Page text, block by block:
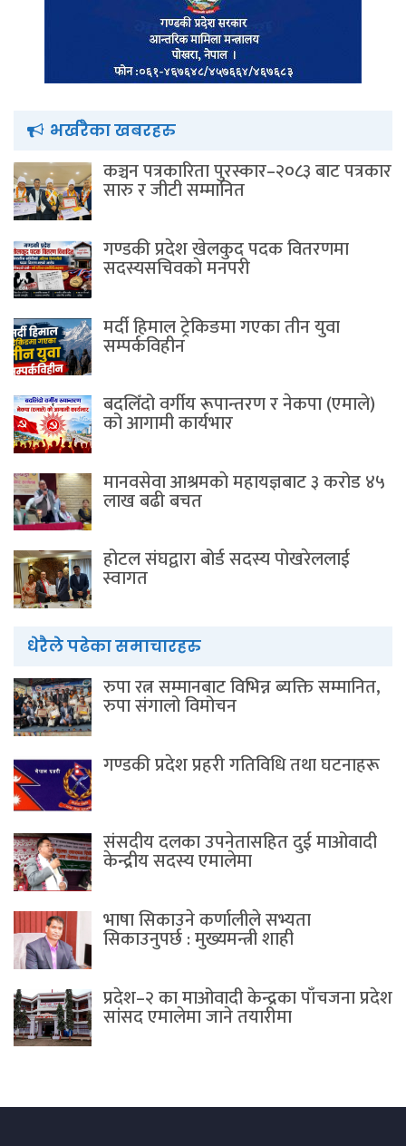
भर्खरैका खबरहरु
कञ्चन पत्रकारिता पुरस्कार–२०८३ बाट पत्रकार
सारु र जीटी सम्मानित
गण्डकी प्रदेश खेलकुद पदक वितरणमा
सदस्यसचिवकाे मनपरी
मर्दी हिमाल ट्रेकिङमा गएका तीन युवा
सम्पर्कविहीन
बदलिँदो वर्गीय रूपान्तरण र नेकपा (एमाले)
को आगामी कार्यभार
मानवसेवा आश्रमकाे‌ महायज्ञबाट ३ करोड ४५
लाख बढी बचत
होटल संघद्वारा बोर्ड सदस्य पोखरेललाई
स्वागत
धेरैले पढेका समाचारहरु
रुपा रत्न सम्मानबाट विभिन्न ब्यक्ति सम्मानित,
रुपा संगालो विमोचन
गण्डकी प्रदेश प्रहरी गतिविधि तथा घटनाहरू
संसदीय दलका उपनेतासहित दुई माओवादी
केन्द्रीय सदस्य एमालेमा
भाषा सिकाउने कर्णालीले सभ्यता
सिकाउनुपर्छ : मुख्यमन्त्री शाही
प्रदेश–२ का माओवादी केन्द्रका पाँचजना प्रदेश
सांसद एमालेमा जाने तयारीमा